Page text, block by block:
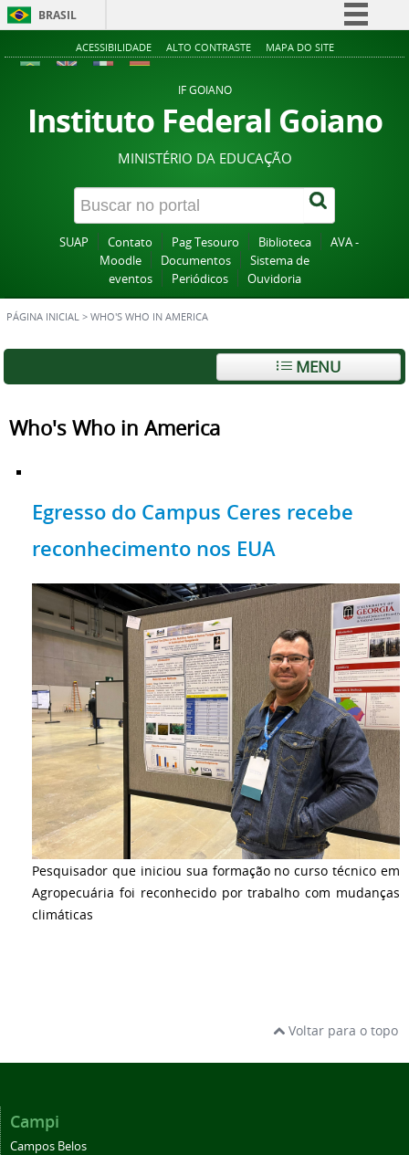
BRASIL
Simplifique!
Acesso à informação
Legislação
Canais
ACESSIBILIDADE ALTO CONTRASTE MAPA DO SITE
IF GOIANO
Instituto Federal Goiano
MINISTÉRIO DA EDUCAÇÃO
SUAP Contato Pag Tesouro Biblioteca
AVA -
Moodle
Documentos
Sistema de
eventos
Periódicos Ouvidoria
PÁGINA INICIAL > WHO'S WHO IN AMERICA
MENU
Who's Who in America
Egresso do Campus Ceres recebe
reconhecimento nos EUA
Pesquisador que iniciou sua formação no curso técnico em
Agropecuária foi reconhecido por trabalho com mudanças
climáticas
Voltar para o topo
Campi
Campos Belos